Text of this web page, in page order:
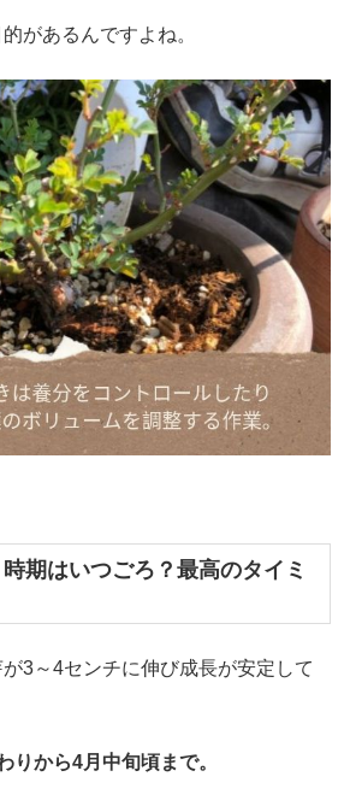
があるんですよね。
期はいつごろ？最高のタイミ
3～4センチに伸び成長が安定して
りから4月中旬頃まで。